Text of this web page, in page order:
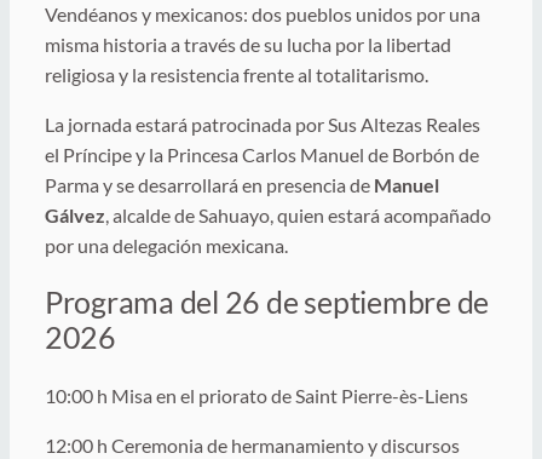
Vendéanos y mexicanos: dos pueblos unidos por una
misma historia a través de su lucha por la libertad
religiosa y la resistencia frente al totalitarismo.
La jornada estará patrocinada por Sus Altezas Reales
el Príncipe y la Princesa Carlos Manuel de Borbón de
Parma y se desarrollará en presencia de Manuel
Gálvez , alcalde de Sahuayo, quien estará acompañado
por una delegación mexicana.
Programa del 26 de septiembre de
2026
10:00 h Misa en el priorato de Saint Pierre-ès-Liens
12:00 h Ceremonia de hermanamiento y discursos